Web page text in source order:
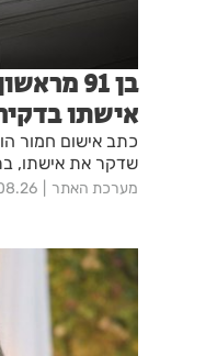
בן 91
אישתו
שדקר את אישתו,
מערכת האתר